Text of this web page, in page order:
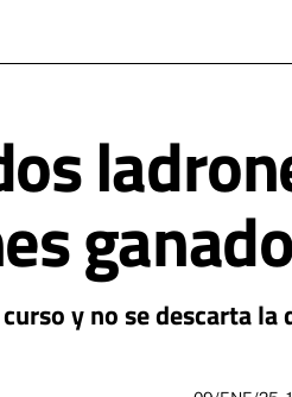
y no se descarta